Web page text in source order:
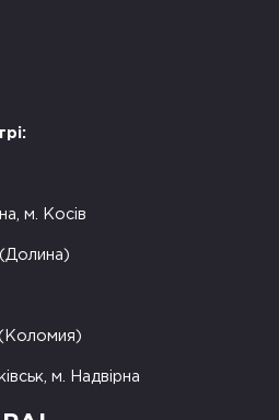
м. Косів
(Долина)
(Коломия)
м. Надвірна